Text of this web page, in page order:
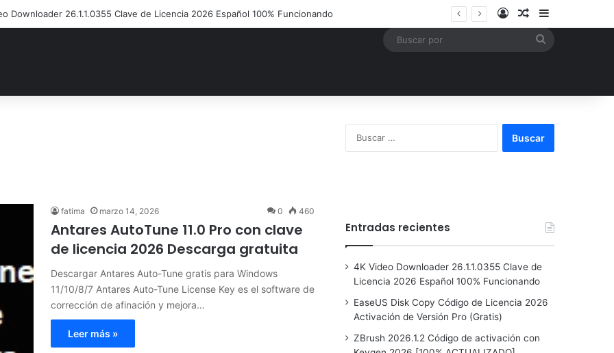
Disk Copy Código de Licencia 2026 Activación de Versión Pro (Gratis) AccesoPublicación al
Barra lateral
fatima marzo 14, 2026 0 460
Antares AutoTune 11.0 Pro con clave
de licencia 2026 Descarga gratuita
Descargar Antares Auto-Tune gratis para Windows
11/10/8/7 Antares Auto-Tune License Key es el software de
corrección de afinación y mejora…
Leer más »
Entradas recientes
4K Video Downloader 26.1.1.0355 Clave de
Licencia 2026 Español 100% Funcionando
EaseUS Disk Copy Código de Licencia 2026
Activación de Versión Pro (Gratis)
ZBrush 2026.1.2 Código de activación con